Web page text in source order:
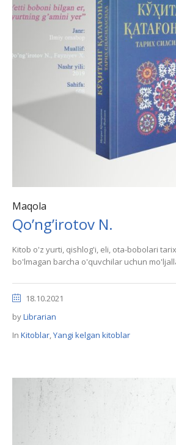
Maqola
Qo’ng’irotov N.
Kitob o'z yurti, qishlog'i, eli, ota-bobolari
bo'lmagan barcha o'quvchilar uchun
18.10.2021
byLibrarian
In Kitoblar,Yangi kelgan kitoblar